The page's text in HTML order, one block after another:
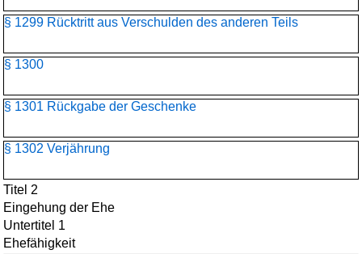
§ 1299 Rücktritt aus Verschulden des anderen Teils
§ 1300
§ 1301 Rückgabe der Geschenke
§ 1302 Verjährung
Titel 2
Eingehung der Ehe
Untertitel 1
Ehefähigkeit